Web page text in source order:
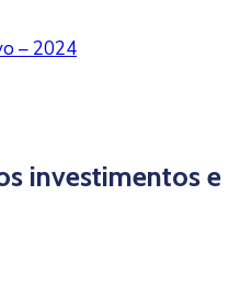
– 2024
investimentos